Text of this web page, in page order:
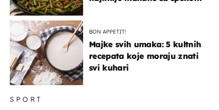
SPORT
BON APPETIT!
Majke svih umaka: 5 kultnih
recepata koje moraju znati
svi kuhari